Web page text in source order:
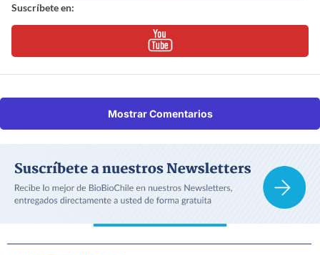
Suscríbete en:
Mostrar Comentarios